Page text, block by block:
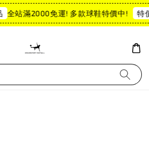
全站滿2000免運! 多款球鞋特價中! 特